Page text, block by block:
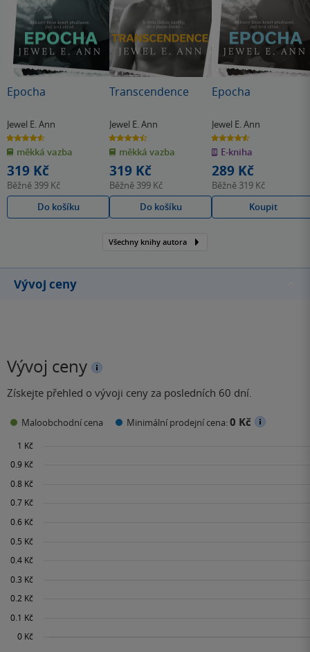
smutná, zvědavá, zmatená, frustrovaná i zamilovaná.
Stejně jako Swayze, Nate nebo Griffin. Knihu bych
doporučila všem melancholickým duším nebo těm, kdo
hledají neobvykle příběhy.
Epocha
Jewel E. Ann
4.6
z
5
hvězdiček
měkká vazba
319 Kč
Běžně 399 Kč
Do košíku
Transcendence
Jewel E. Ann
4.5
z
5
hvězdiček
měkká vazba
319 Kč
Běžně 399 Kč
Do košíku
Epocha
Jewel E. Ann
4.6
z
5
hvězdiček
E-kniha
289 Kč
Běžně 319 Kč
Koupit
Všechny knihy autora
Vývoj ceny
Vývoj ceny
Získejte přehled o vývoji ceny za posledních 60 dní.
Maloobchodní cena Minimální prodejní cena:0 Kč